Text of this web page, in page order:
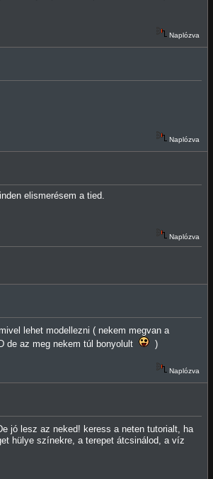
Naplózva
Naplózva
elismerésem a tied.
Naplózva
lehet modellezni ( nekem megvan a
de az meg nekem túl bonyolult
)
Naplózva
jó lesz az neked! keress a neten tutorialt, ha
hülye színekre, a terepet átcsinálod, a víz